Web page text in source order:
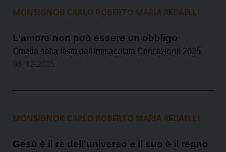
MONSIGNOR CARLO ROBERTO MARIA REDAELLI
L’amore non può essere un obbligo
Omelia nella festa dell'Immacolata Concezione 2025
MONSIGNOR CARLO ROBERTO MARIA REDAELLI
Gesù è il re dell’universo e il suo è il regno